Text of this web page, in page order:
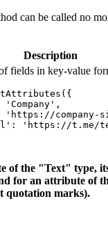
can be called no
Description
fields in key-value
'Company',
'https://company-
'https://t.me/
of the "Text" type,
for an attribute of
quotation marks).